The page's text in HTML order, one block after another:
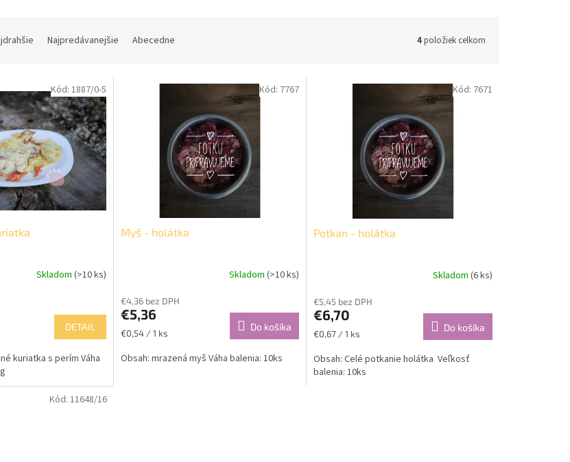
Najpredávanejšie Abecedne 4položiek celkom
Skladom (>10 ks)
DETAIL
kuriatka s perím Váha
Kód: 1887/0-5
Myš - holátka
Skladom (>10 ks)
€4,36 bez DPH
€5,36
Jednotková
€0,54 / 1 ks
Do košíka
Obsah: mrazená myš Váha balenia: 10ks
Kód: 7767
Potkan - holátka
Skladom (6 ks)
€5,45 bez DPH
€6,70
Jednotková
€0,67 / 1 ks
Do košíka
Obsah: Celé potkanie holátka Veľkosť
balenia: 10ks
Kód: 7671
Kód: 11648/16